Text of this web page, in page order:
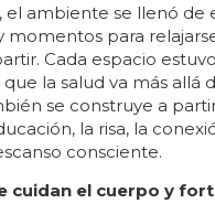
el ambiente se llenó de
momentos para
Cada espacio
la salud va más allá
se construye a
la risa, la
consciente.
cuidan el cuerpo y